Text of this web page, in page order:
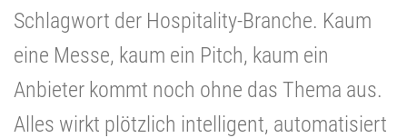
Schlagwort der Hospitality-Branche. Kaum
eine Messe, kaum ein Pitch, kaum ein
Anbieter kommt noch ohne das Thema aus.
Alles wirkt plötzlich intelligent, automatisiert